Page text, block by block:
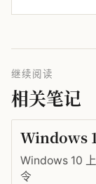
继续阅读
相关笔记
Windows
Windows 10
令